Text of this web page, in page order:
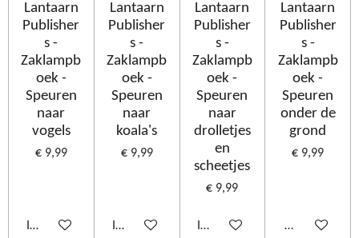
Lantaarn
Publisher
s -
Zaklampb
oek -
Speuren
naar
vogels
€ 9,99
In winkelwagen
Lantaarn
Publisher
s -
Zaklampb
oek -
Speuren
naar
koala's
€ 9,99
In winkelwagen
Lantaarn
Publisher
s -
Zaklampb
oek -
Speuren
naar
drolletjes
en
scheetjes
€ 9,99
In winkelwagen
Lantaarn
Publisher
s -
Zaklampb
oek -
Speuren
onder de
grond
€ 9,99
Houd mij op